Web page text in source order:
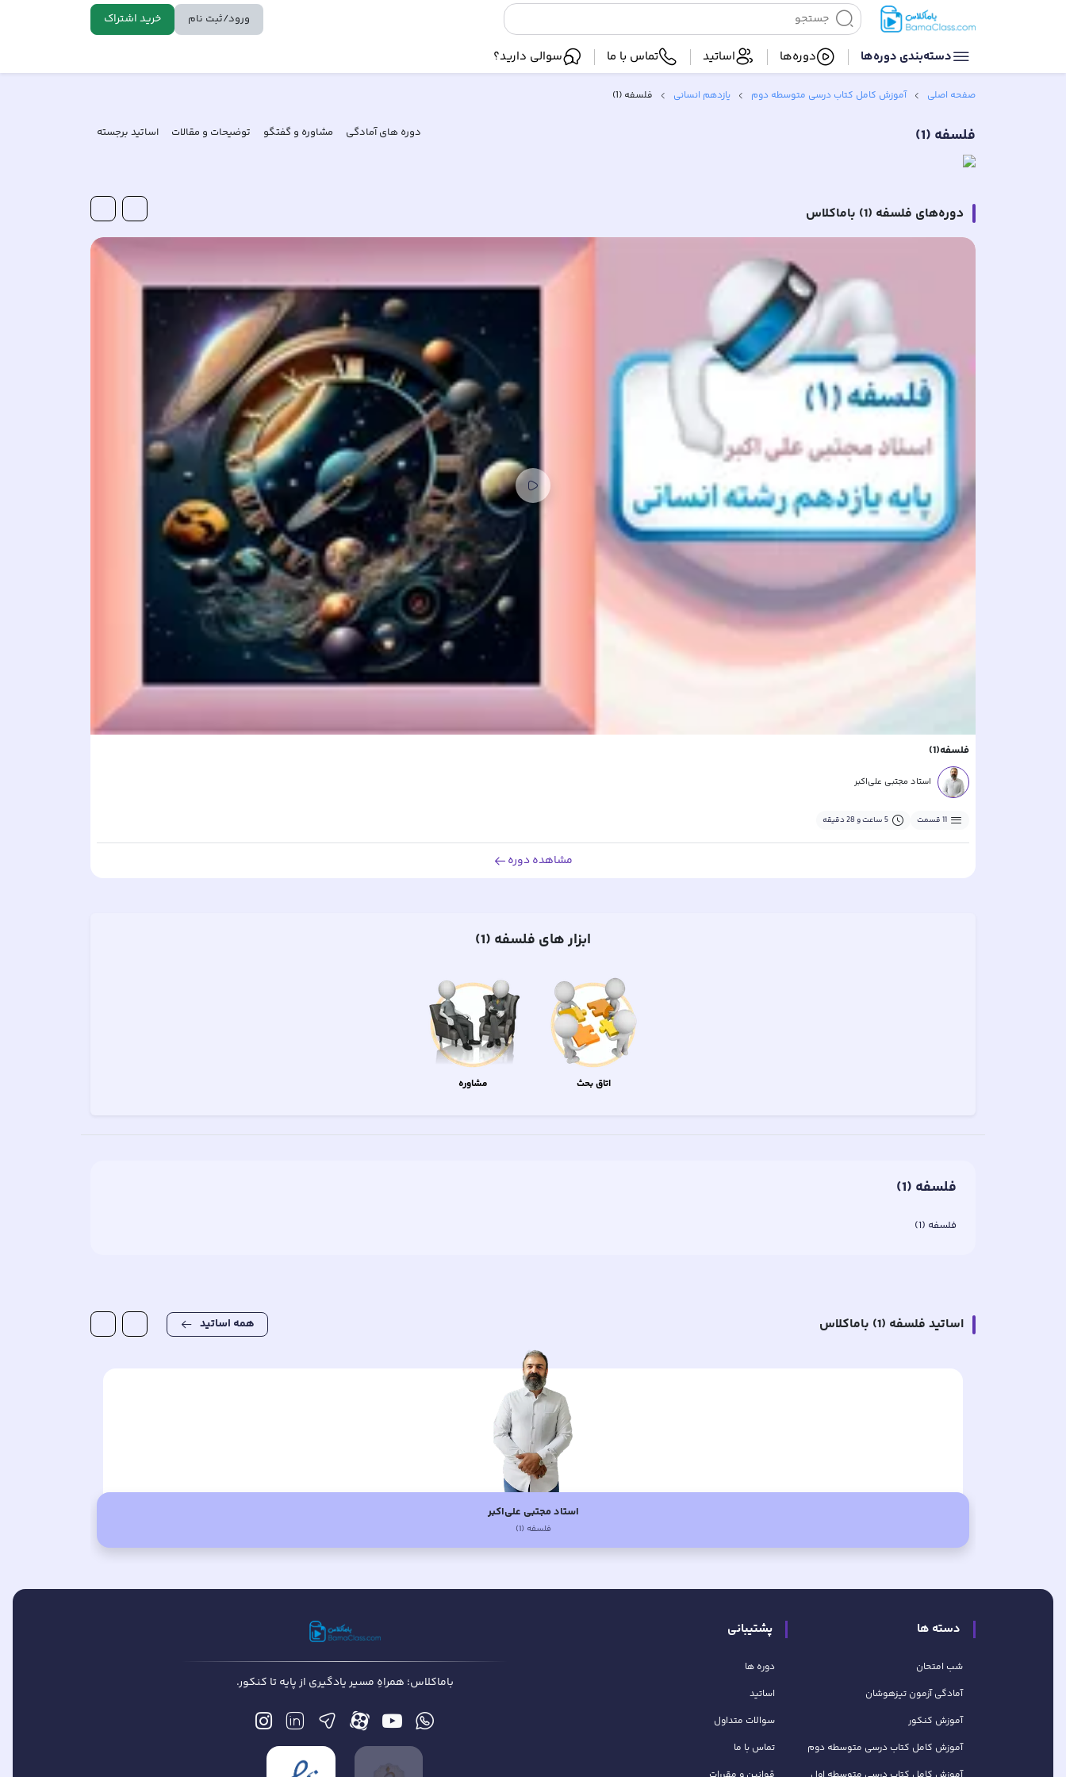
ورود/ثبت نام خرید اشتراک
دسته‌بندی‌ دوره‌ها دوره‌ها اساتید تماس با ما سوالی دارید؟
صفحه اصلی آموزش کامل کتاب‌ درسی متوسطه دوم یازدهم انسانی فلسفه (1)
فلسفه (1) دوره های آمادگی مشاوره و گفتگو توضیحات و مقالات اساتید برجسته
دوره‌های فلسفه (1) باماکلاس
فلسفه(1)
استاد مجتبی علی‌اکبر
11قسمت 5 ساعت و 28 دقیقه
مشاهده دوره
ابزار های فلسفه (1)
اتاق بحث مشاوره
فلسفه (1)
فلسفه (1)
اساتید فلسفه (1) باماکلاس همه اساتید
استاد مجتبی علی‌اکبر
فلسفه (1)
دسته ها
شب امتحان
آمادگی آزمون تیزهوشان
آموزش کنکور
آموزش کامل کتاب‌ درسی متوسطه دوم
پشتیبانی
دوره ها
اساتید
سوالات متداول
تماس با ما
باماکلاس؛ همراهِ مسیر یادگیری از پایه تا کنکور.